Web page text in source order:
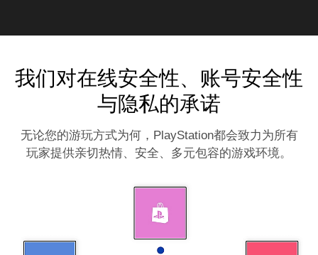
我们对在线安全性、账号安全性
与隐私的承诺
无论您的游玩方式为何，PlayStation都会致力为所有
玩家提供亲切热情、安全、多元包容的游戏环境。